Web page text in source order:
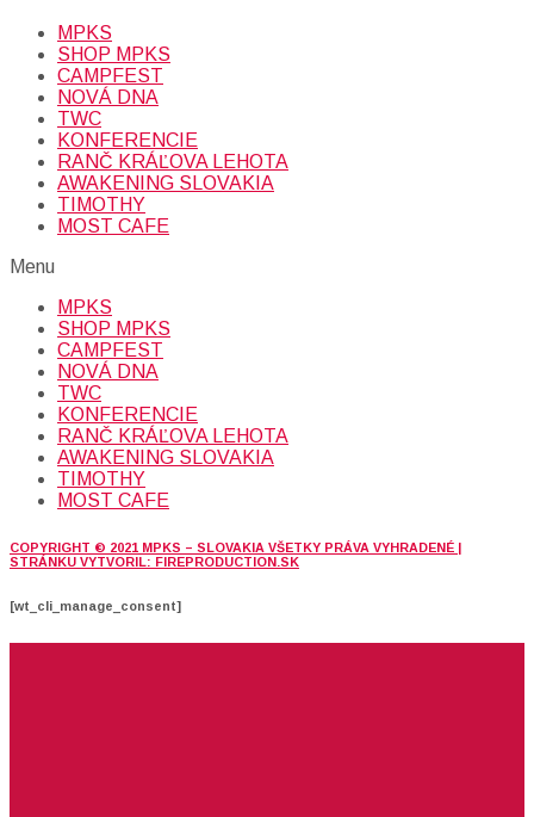
MPKS
SHOP MPKS
CAMPFEST
NOVÁ DNA
TWC
KONFERENCIE
RANČ KRÁĽOVA LEHOTA
AWAKENING SLOVAKIA
TIMOTHY
MOST CAFE
Menu
MPKS
SHOP MPKS
CAMPFEST
NOVÁ DNA
TWC
KONFERENCIE
RANČ KRÁĽOVA LEHOTA
AWAKENING SLOVAKIA
TIMOTHY
MOST CAFE
COPYRIGHT © 2021 MPKS – SLOVAKIA VŠETKY PRÁVA VYHRADENÉ |
STRÁNKU VYTVORIL: FIREPRODUCTION.SK
[wt_cli_manage_consent]